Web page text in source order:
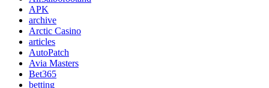
APK
archive
Arctic Casino
articles
AutoPatch
Avia Masters
Bet365
betting